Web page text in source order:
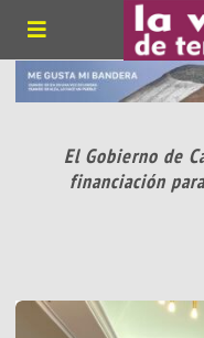
El Gobierno de
financiación